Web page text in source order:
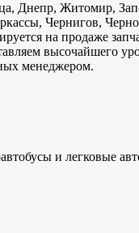
Днепр, Житомир,
Чернигов,
на продаже
высочайшего
менеджером.
и легковые